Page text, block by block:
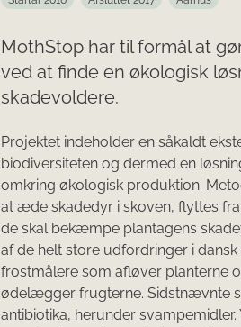
MothStop har til formål at
ved at finde en økologisk
skadevoldere.
Projektet indeholder en såkaldt
biodiversiteten og dermed en
omkring økologisk produktion.
at æde skadedyr i skoven, flyttes
de skal bekæmpe plantagens
af de helt store udfordringer i
frostmålere som afløver planterne
ødelægger frugterne. Sidstnævnte
antibiotika, herunder